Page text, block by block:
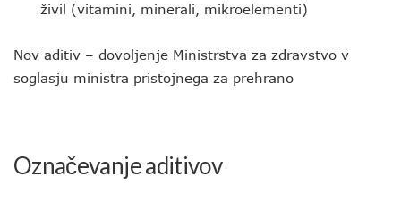
živil (vitamini, minerali, mikroelementi)
Nov aditiv – dovoljenje Ministrstva za zdravstvo v
soglasju ministra pristojnega za prehrano
Označevanje aditivov